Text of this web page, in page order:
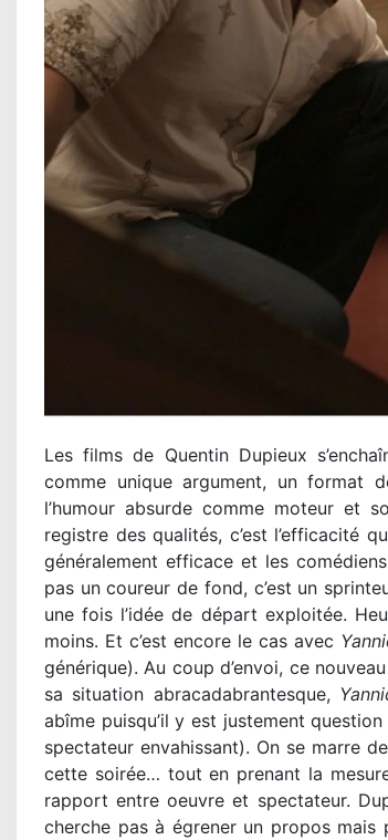
Les films de Quentin Dupieux
comme unique argument, un format
l’humour absurde comme moteur et
registre des qualités, c’est l’efficacité
généralement efficace et les
pas un coureur de fond, c’est un
une fois l’idée de départ exploitée.
moins. Et c’est encore le cas avec
générique). Au coup d’envoi, ce
sa situation abracadabrantesque,
abîme puisqu’il y est justement
spectateur envahissant). On se marre
cette soirée… tout en prenant la
rapport entre oeuvre et spectateur.
cherche pas à égrener un propos mais